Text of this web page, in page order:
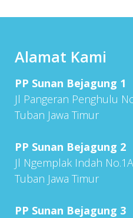
Alamat Kami
PP Sunan Bejagung 1
Jl Pangeran Penghulu
Tuban Jawa Timur
PP Sunan Bejagung 2
Jl Ngemplak Indah
Tuban Jawa Timur
PP Sunan Bejagung 3